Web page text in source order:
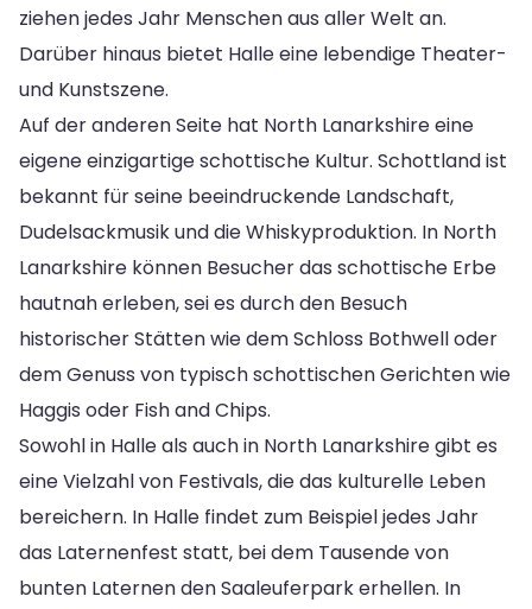
ziehen jedes Jahr Menschen aus aller Welt an.
Darüber hinaus bietet Halle eine lebendige Theater-
und Kunstszene.
Auf der anderen Seite hat North Lanarkshire eine
eigene einzigartige schottische Kultur. Schottland ist
bekannt für seine beeindruckende Landschaft,
Dudelsackmusik und die Whiskyproduktion. In North
Lanarkshire können Besucher das schottische Erbe
hautnah erleben, sei es durch den Besuch
historischer Stätten wie dem Schloss Bothwell oder
dem Genuss von typisch schottischen Gerichten wie
Haggis oder Fish and Chips.
Sowohl in Halle als auch in North Lanarkshire gibt es
eine Vielzahl von Festivals, die das kulturelle Leben
bereichern. In Halle findet zum Beispiel jedes Jahr
das Laternenfest statt, bei dem Tausende von
bunten Laternen den Saaleuferpark erhellen. In